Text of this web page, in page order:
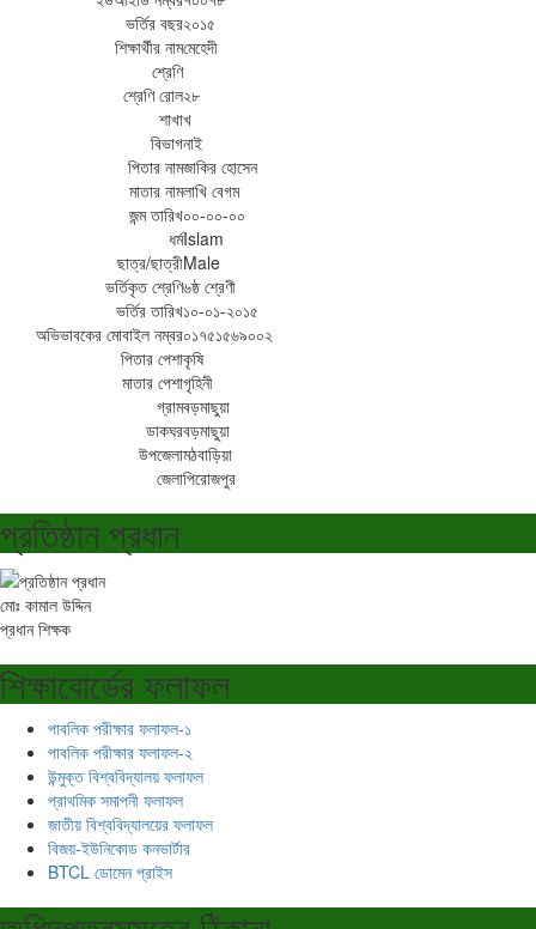
ভর্তির বছর২০১৫
শিক্ষার্থীর নামমেহেদী
শ্রেণি
শ্রেণি রোল২৮
শাখাখ
বিভাগনাই
পিতার নামজাকির হোসেন
মাতার নামলাখি বেগম
জন্ম তারিখ০০-০০-০০
ধর্মIslam
ছাত্র/ছাত্রীMale
ভর্তিকৃত শ্রেণি৬ষ্ঠ শ্রেণী
ভর্তির তারিখ১০-০১-২০১৫
অভিভাবকের মোবাইল নম্বর০১৭৫১৫৬৯০০২
পিতার পেশাকৃষি
মাতার পেশাগৃহিনী
গ্রামবড়মাছুয়া
ডাকঘরবড়মাছুয়া
উপজেলামঠবাড়িয়া
জেলাপিরোজপুর
প্রতিষ্ঠান প্রধান
মোঃ কামাল উদ্দিন
প্রধান শিক্ষক
শিক্ষাবোর্ডের ফলাফল
পাবলিক পরীক্ষার ফলাফল-১
পাবলিক পরীক্ষার ফলাফল-২
উন্মুক্ত বিশ্ববিদ্যালয় ফলাফল
প্রাথমিক সমাপনী ফলাফল
জাতীয় বিশ্ববিদ্যালয়ের ফলাফল
বিজয়-ইউনিকোড কনভার্টার
BTCL ডোমেন প্রাইস